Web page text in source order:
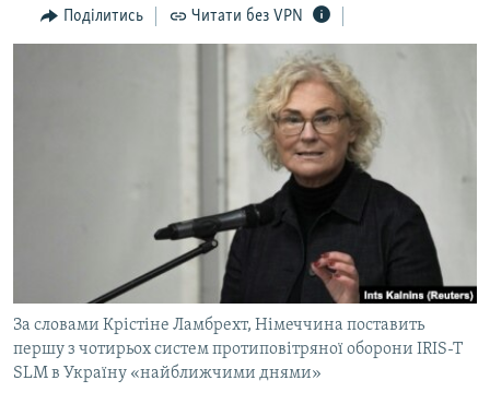
Перейти
до
ПОГЛЯД
СВІДЧЕННЯ ОКУПАЦІЇ
УКРАЇНСЬКА ПРОБЛЕМА КРИМУ
ІНФОГРАФІКА
ЯК ОБІЙТИ БЛОКУВАННЯ
ДОЛУЧАЙСЯ!
Поділитись Читати без VPN
За словами Крістіне Ламбрехт, Німеччина поставить
першу з чотирьох систем протиповітряної оборони IRIS-T
SLM в Україну «найближчими днями»